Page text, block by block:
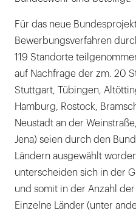
Für das neue
Bewerbungsverfahren
119 Standorte
auf Nachfrage der zm. 20
Stuttgart, Tübingen,
Hamburg, Rostock,
Neustadt an der
Jena) seien durch den
Ländern ausgewählt
unterscheiden sich in der
und somit in der Anzahl
Einzelne Länder (unter